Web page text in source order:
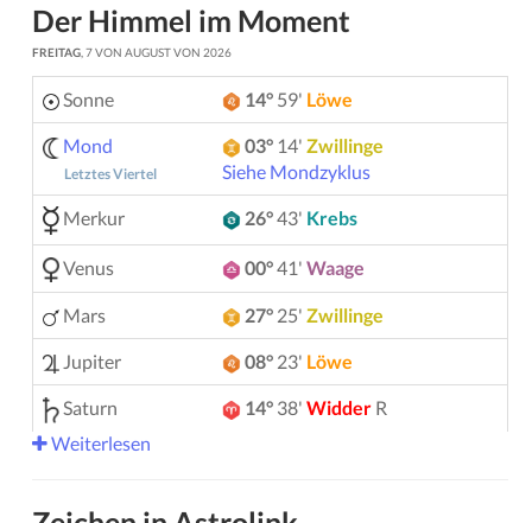
Der Himmel im Moment
FREITAG , 7 VON AUGUST VON 2026
Sonne 14° 59' Löwe
Mond
Letztes Viertel
03° 14' Zwillinge
Siehe Mondzyklus
Merkur 26°43' Krebs
Venus 00°41' Waage
Mars 27° 25' Zwillinge
Jupiter 08° 23' Löwe
Saturn 14° 38' Widder R
Uranus
Neptun 04° 10'
Weiterlesen